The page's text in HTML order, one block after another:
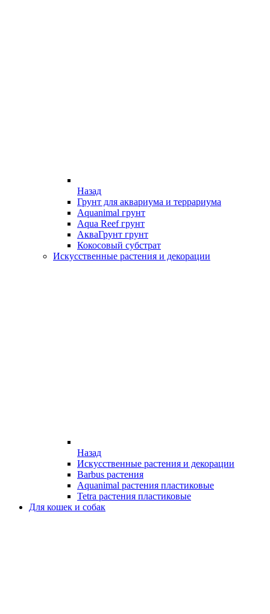
Назад
Грунт для аквариума и террариума
Aquanimal грунт
Aqua Reef грунт
АкваГрунт грунт
Кокосовый субстрат
Искусственные растения и декорации
Назад
Искусственные растения и декорации
Barbus растения
Aquanimal растения пластиковые
Tetra растения пластиковые
Для кошек и собак